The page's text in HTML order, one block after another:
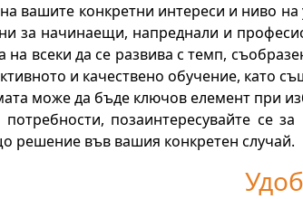
вашите конкретни интереси и ниво
за начинаещи, напреднали и
на всеки да се развива с темп,
и качествено обучение, като
може да бъде ключов елемент при
потребности, позаинтересувайте се
решение във вашия конкретен случай.